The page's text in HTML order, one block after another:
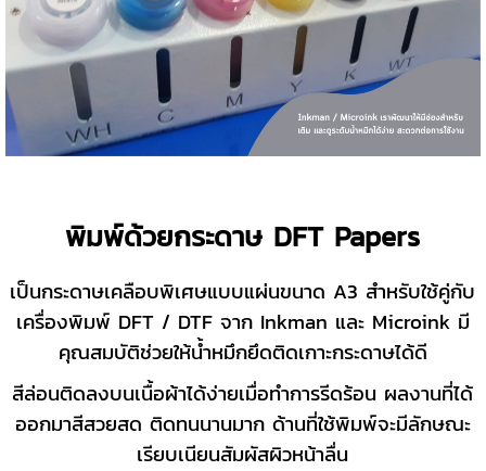
พิมพ์ด้วยกระดาษ DFT Papers
เป็นกระดาษเคลือบพิเศษแบบแผ่นขนาด A3 สำหรับใช้คู่กับ
เครื่องพิมพ์ DFT / DTF จาก Inkman และ Microink มี
คุณสมบัติช่วยให้น้ำหมึกยึดติดเกาะกระดาษได้ดี
สีล่อนติดลงบนเนื้อผ้าได้ง่ายเมื่อทำการรีดร้อน ผลงานที่ได้
ออกมาสีสวยสด ติดทนนานมาก ด้านที่ใช้พิมพ์จะมีลักษณะ
เรียบเนียนสัมผัสผิวหน้าลื่น